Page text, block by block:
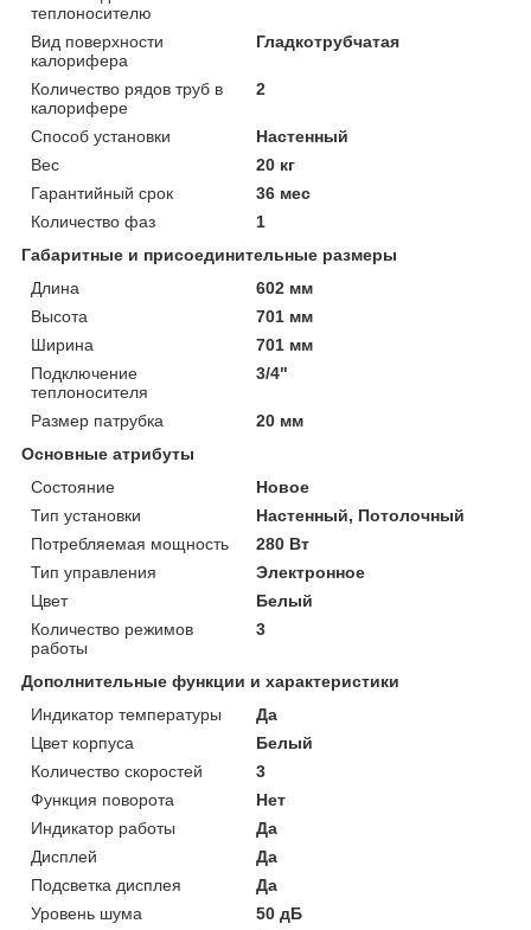
теплоносителю
Вид поверхности
калорифера
Гладкотрубчатая
Количество рядов труб в
калорифере
2
Способ установки
Настенный
Вес
20 кг
Гарантийный срок
36 мес
Количество фаз
1
Габаритные и присоединительные размеры
Длина
602 мм
Высота
701 мм
Ширина
701 мм
Подключение
теплоносителя
3/4"
Размер патрубка
20 мм
Основные атрибуты
Состояние
Новое
Тип установки
Настенный, Потолочный
Потребляемая мощность
280 Вт
Тип управления
Электронное
Цвет
Белый
Количество режимов
работы
3
Дополнительные функции и характеристики
Индикатор температуры
Да
Цвет корпуса
Белый
Количество скоростей
3
Функция поворота
Нет
Индикатор работы
Да
Дисплей
Да
Подсветка дисплея
Да
Уровень шума
50 дБ